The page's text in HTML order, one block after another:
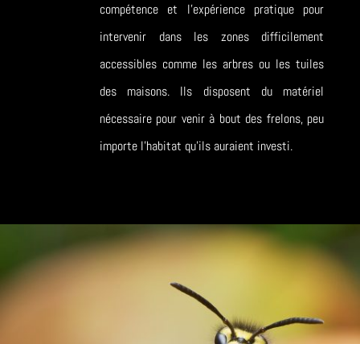
compétence et l’expérience pratique pour
intervenir dans les zones difficilement
accessibles comme les arbres ou les tuiles
des maisons. Ils disposent du matériel
nécessaire pour venir à bout des frelons, peu
importe l’habitat qu’ils auraient investi.